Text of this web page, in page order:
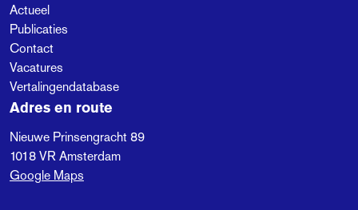
Actueel
Publicaties
Contact
Vacatures
Vertalingendatabase
Adres en route
Nieuwe Prinsengracht 89
1018 VRAmsterdam
Google Maps